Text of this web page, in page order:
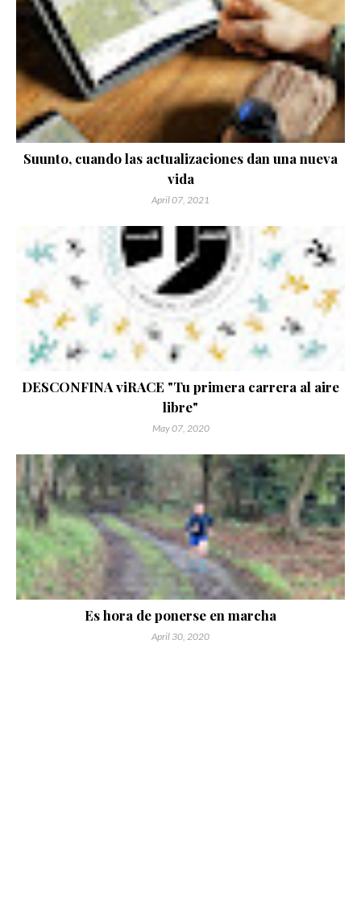
Suunto, cuando las actualizaciones dan una nueva
vida
April 07, 2021
DESCONFINA viRACE "Tu primera carrera al aire
libre"
May 07, 2020
Es hora de ponerse en marcha
April 30, 2020